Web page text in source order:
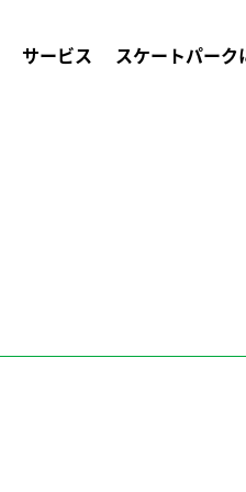
サービス スケートパーク